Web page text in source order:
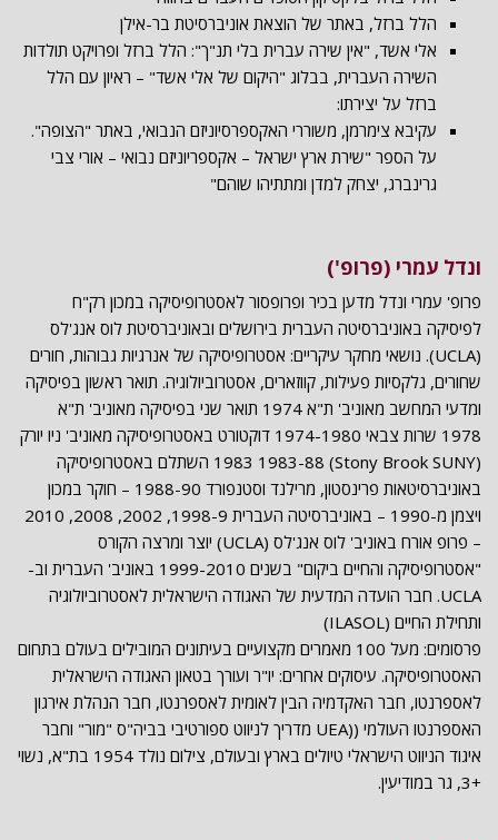
הלל ברזל, באתר של הוצאת אוניברסיטת בר-אילן
אלי אשד, "אין שירה עברית בלי תנ"ך": הלל ברזל ופרויקט תולדות
השירה העברית, בבלוג "היקום של אלי אשד" – ראיון עם הלל
ברזל על יצירתו:
עקיבא צימרמן, משוררי האקספרסיוניזם הנבואי, באתר "הצופה".
על הספר "שירת ארץ ישראל – אקספריוניזם נבואי – אורי צבי
גרינברג, יצחק למדן ומתתיהו שוהם"
ונדל עמרי (פרופ')
פרופ' עמרי ונדל מדען בכיר ופרופסור לאסטרופיסיקה במכון רק"ח
לפיסיקה באוניברסיטה העברית בירושלים ובאוניברסיטת לוס אנג'לס
(UCLA). נושאי מחקר עיקריים: אסטרופיסיקה של אנרגיות גבוהות, חורים
שחורים, גלקסיות פעילות, קווזארים, אסטרוביולוגיה. תואר ראשון בפיסיקה
ומדעי המחשב מאוניב' ת"א 1974 תואר שני בפיסיקה מאוניב' ת"א
1978 שרות צבאי 1974-1980 דוקטורט באסטרופיסיקה מאוניב' ניו יורק
(Stony Brook SUNY) 1983 1983-88 השתלם באסטרופיסיקה
באוניברסיטאות פרינסטון, מרילנד וסטנפורד 1988-90 – חוקר במכון
ויצמן מ-1990 – באוניברסיטה העברית 1998-9, 2002, 2008, 2010
– פרופ אורח באוניב' לוס אנג'לס (UCLA) יוצר ומרצה הקורס
"אסטרופיסיקה והחיים ביקום" בשנים 1999-2010 באוניב' העברית וב-
UCLA. חבר הועדה המדעית של האגודה הישראלית לאסטרוביולוגיה
ותחילת החיים (ILASOL)
פרסומים: מעל 100 מאמרים מקצועיים בעיתונים המובילים בעולם בתחום
האסטרופיסיקה. עיסוקים אחרים: יו"ר ועורך בטאון האגודה הישראלית
לאספרנטו, חבר האקדמיה הבין לאומית לאספרנטו, חבר הנהלת אירגון
האספרנטו העולמי ((UEA מדריך לניווט ספורטיבי בביה"ס "מור" וחבר
איגוד הניווט הישראלי טיולים בארץ ובעולם, צילום נולד 1954 בת"א, נשוי
+3, גר במודיעין.